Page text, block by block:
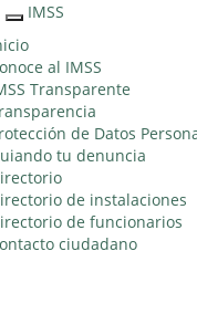
Interruptor
de
Navegación
IMSS
al IMSS
Transparente
de Datos
tu denuncia
de instalaciones
de funcionarios
ciudadano